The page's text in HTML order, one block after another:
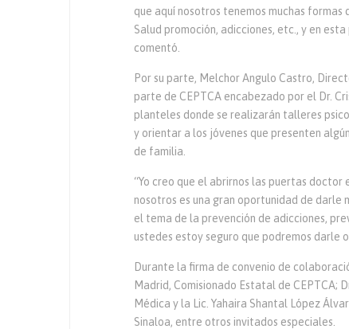
que aquí nosotros tenemos muchas
Salud promoción, adicciones, etc., y en
comentó.
Por su parte, Melchor Angulo Castro,
parte de CEPTCA encabezado por el Dr.
planteles donde se realizarán talleres
y orientar a los jóvenes que presenten
de familia.
“Yo creo que el abrirnos las puertas
nosotros es una gran oportunidad de darle
el tema de la prevención de adicciones,
ustedes estoy seguro que podremos darle
Durante la firma de convenio de
Madrid, Comisionado Estatal de CEPTCA;
Médica y la Lic. Yahaira Shantal López
Sinaloa, entre otros invitados especiales.